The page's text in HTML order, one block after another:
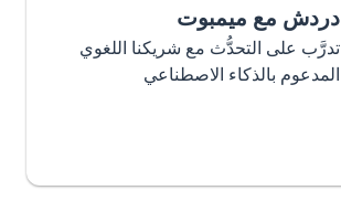
دردش مع ميمبوت
تدرَّب على التحدُّث مع شريكنا اللغوي
المدعوم بالذكاء الاصطناعي